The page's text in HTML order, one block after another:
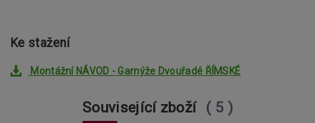
Ke stažení
Montážní NÁVOD - Garnýže Dvouřadé ŘÍMSKÉ
Související zboží 5